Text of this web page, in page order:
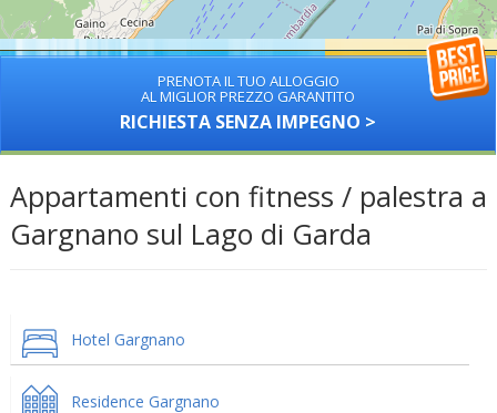
PRENOTA IL TUO ALLOGGIO
AL MIGLIOR PREZZO GARANTITO
RICHIESTA SENZA IMPEGNO >
Appartamenti con fitness / palestra a
Gargnano sul Lago di Garda
Hotel Gargnano
Residence Gargnano